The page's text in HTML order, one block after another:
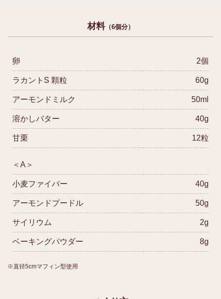
材料（6個分）
卵 2個
ラカントS 顆粒 60g
アーモンドミルク 50ml
溶かしバター 40g
甘栗 12粒
＜A＞
小麦ファイバー 40g
アーモンドプードル 50g
サイリウム 2g
ベーキングパウダー 8g
※直径5cmマフィン型使用